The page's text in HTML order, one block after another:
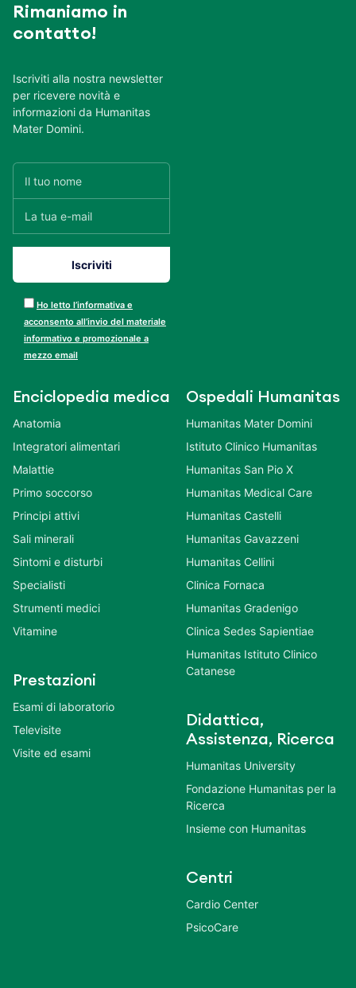
Rimaniamo in
contatto!
Iscriviti alla nostra newsletter
per ricevere novità e
informazioni da Humanitas
Mater Domini.
Ho letto l’informativa e
acconsento all’invio del materiale
informativo e promozionale a
mezzo email
Enciclopedia medica
Anatomia
Integratori alimentari
Malattie
Primo soccorso
Principi attivi
Sali minerali
Sintomi e disturbi
Specialisti
Strumenti medici
Vitamine
Prestazioni
Esami di laboratorio
Televisite
Visite ed esami
Ospedali Humanitas
Humanitas Mater Domini
Istituto Clinico Humanitas
Humanitas San Pio X
Humanitas Medical Care
Humanitas Castelli
Humanitas Gavazzeni
Humanitas Cellini
Clinica Fornaca
Humanitas Gradenigo
Clinica Sedes Sapientiae
Humanitas Istituto Clinico
Catanese
Didattica,
Assistenza, Ricerca
Humanitas University
Fondazione Humanitas per la
Ricerca
Insieme con Humanitas
Centri
Cardio Center
PsicoCare